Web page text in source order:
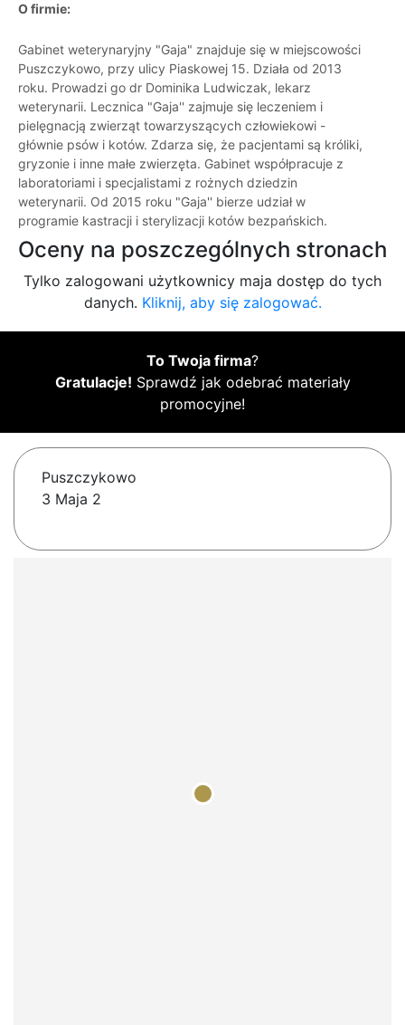
O firmie:
Gabinet weterynaryjny "Gaja" znajduje się w miejscowości
Puszczykowo, przy ulicy Piaskowej 15. Działa od 2013
roku. Prowadzi go dr Dominika Ludwiczak, lekarz
weterynarii. Lecznica "Gaja'' zajmuje się leczeniem i
pielęgnacją zwierząt towarzyszących człowiekowi -
głównie psów i kotów. Zdarza się, że pacjentami są króliki,
gryzonie i inne małe zwierzęta. Gabinet współpracuje z
laboratoriami i specjalistami z rożnych dziedzin
weterynarii. Od 2015 roku "Gaja'' bierze udział w
programie kastracji i sterylizacji kotów bezpańskich.
Oceny na poszczególnych stronach
Tylko zalogowani użytkownicy maja dostęp do tych
danych. Kliknij, aby się zalogować.
To Twoja firma?
Gratulacje! Sprawdź jak odebrać materiały
promocyjne!
Puszczykowo
3 Maja 2